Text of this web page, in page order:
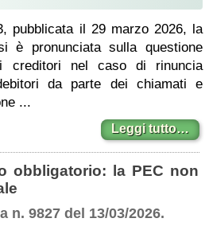
pubblicata il 29 marzo 2026, la
è pronunciata sulla questione
creditori nel caso di rinuncia
da parte dei chiamati e
...
Leggi tutto…
obbligatorio: la PEC non
n. 9827 del 13/03/2026.